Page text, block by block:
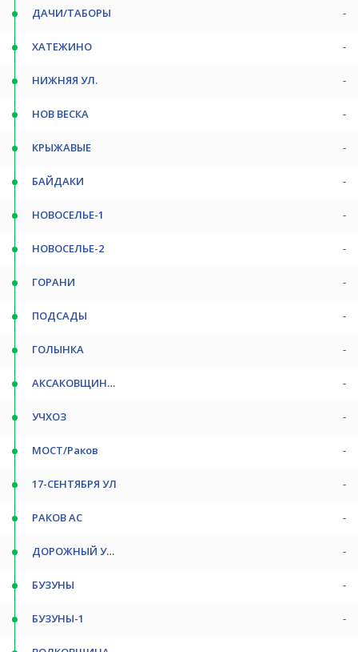
ДАЧИ/ТАБОРЫ -
ХАТЕЖИНО -
НИЖНЯЯ УЛ. -
НОВ ВЕСКА -
КРЫЖАВЫЕ -
БАЙДАКИ -
НОВОСЕЛЬЕ-1 -
НОВОСЕЛЬЕ-2 -
ГОРАНИ -
ПОДСАДЫ -
ГОЛЫНКА -
АКСАКОВЩИНА ПОВ -
УЧХОЗ -
МОСТ/Раков -
17-СЕНТЯБРЯ УЛ -
РАКОВ АС -
ДОРОЖНЫЙ УЧ-К -
БУЗУНЫ -
БУЗУНЫ-1 -